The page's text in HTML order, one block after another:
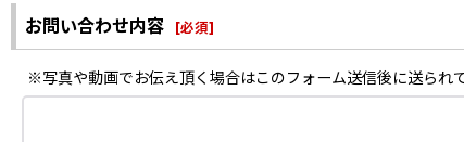
お問い合わせ内容 [必須]
※写真や動画でお伝え頂く場合はこのフォーム送信後に送られ